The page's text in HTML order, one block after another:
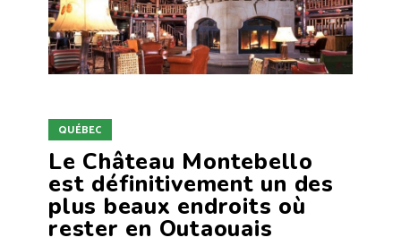
QUÉBEC
Le Château Montebello
est définitivement un des
plus beaux endroits où
rester en Outaouais